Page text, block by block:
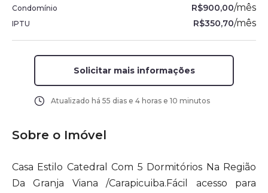
Condomínio R$900,00/mês
IPTU R$350,70/mês
Solicitar mais informações
Atualizado há 55 dias e 4 horas e 10 minutos
Sobre o Imóvel
Casa Estilo Catedral Com 5 Dormitórios Na Região
Da Granja Viana /Carapicuiba.Fácil acesso para